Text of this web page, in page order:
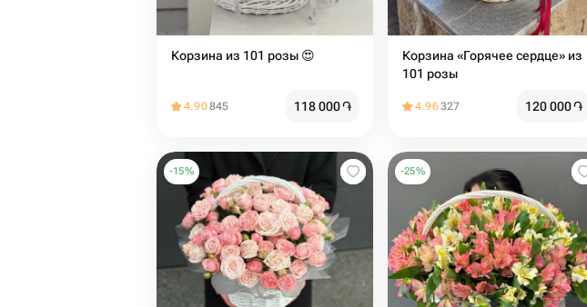
Корзина из 101 розы 😍
4.90845 118 000֏
Корзина «Горячее сердце» из
101 розы
4.96327 120 000֏
-15% -25%